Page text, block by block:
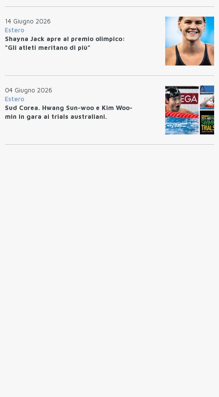
14 Giugno 2026
Estero
Shayna Jack apre al premio olimpico:
“Gli atleti meritano di più”
04 Giugno 2026
Estero
Sud Corea. Hwang Sun-woo e Kim Woo-
min in gara ai trials australiani.